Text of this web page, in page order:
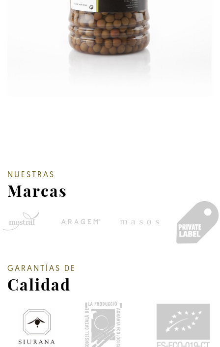
NUESTRAS
Marcas
GARANTÍAS DE
Calidad